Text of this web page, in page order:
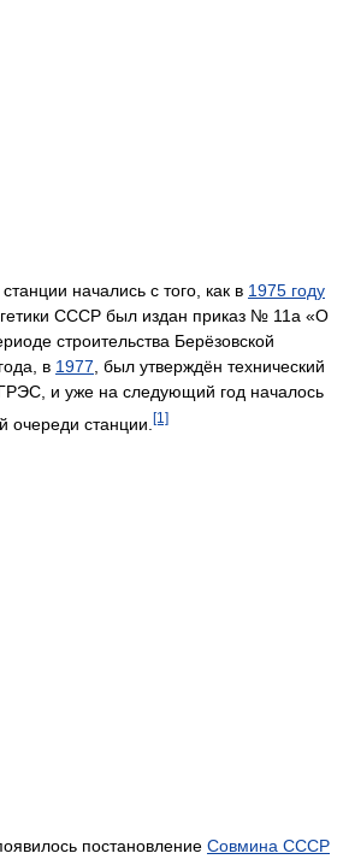
начались с того, как в 1975 году
СССР был издан приказ № 11а «О
строительства Берёзовской
в 1977 , был утверждён технический
и уже на следующий год началось
очереди станции. [1]
постановление Совмина СССР